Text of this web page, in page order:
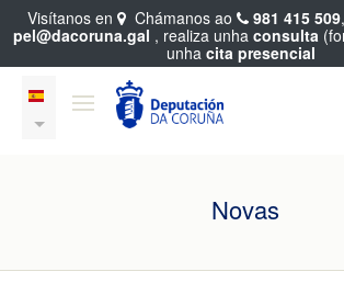
Novas
Visítanos en Chámanos ao 981 415 509
pel@dacoruna.gal , realiza unha consulta
unha cita presencial